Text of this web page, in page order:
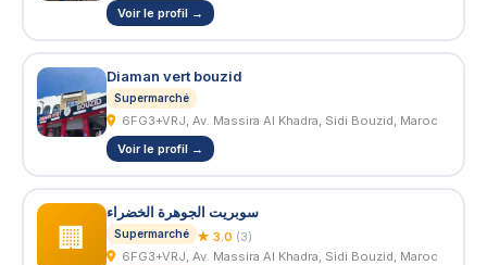
Voir le profil →
Diaman vert bouzid
Supermarché
6FG3+VRJ, Av. Massira Al Khadra, Sidi Bouzid, Maroc
Voir le profil →
🏢
سوبريت الجوهرة الخضراء
Supermarché ★ 3.0 (3)
6FG3+VRJ, Av. Massira Al Khadra, Sidi Bouzid, Maroc